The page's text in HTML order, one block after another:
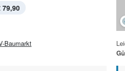
79,90
Baumarkt